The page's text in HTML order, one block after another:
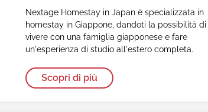
Nextage Homestay in Japan è specializzata in
homestay in Giappone, dandoti la possibilità di
vivere con una famiglia giapponese e fare
un'esperienza di studio all'estero completa.
Scopri di più